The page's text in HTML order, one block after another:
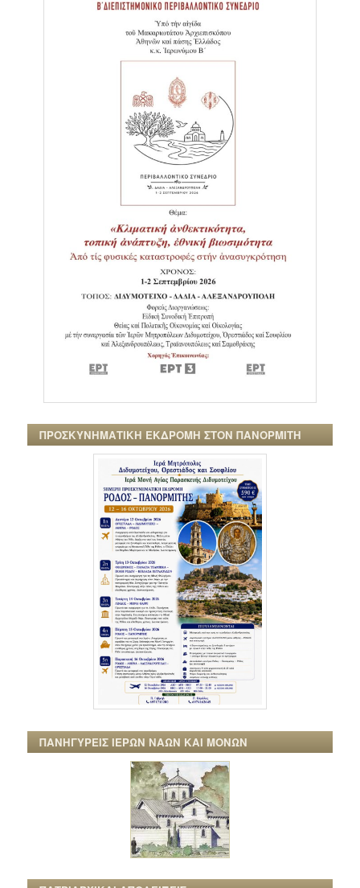
ΠΡΟΣΚΥΝΗΜΑΤΙΚΗ ΕΚΔΡΟΜΗ ΣΤΟΝ ΠΑΝΟΡΜΙΤΗ
ΠΑΝΗΓΥΡΕΙΣ ΙΕΡΩΝ ΝΑΩΝ ΚΑΙ ΜΟΝΩΝ